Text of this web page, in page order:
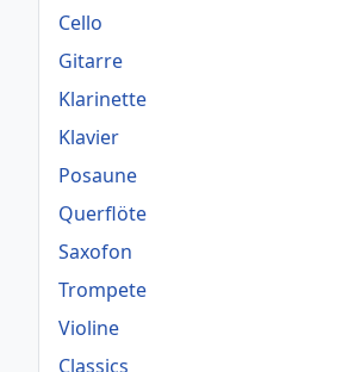
Cello
Gitarre
Klarinette
Klavier
Posaune
Querflöte
Saxofon
Trompete
Violine
Classics